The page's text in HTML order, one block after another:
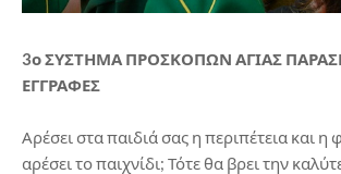
3ο ΣΥΣΤΗΜΑ ΠΡΟΣΚΟΠΩΝ ΑΓΙΑΣ
ΕΓΓΡΑΦΕΣ
Αρέσει στα παιδιά σας η περιπέτεια και η
αρέσει το παιχνίδι; Τότε θα βρει την